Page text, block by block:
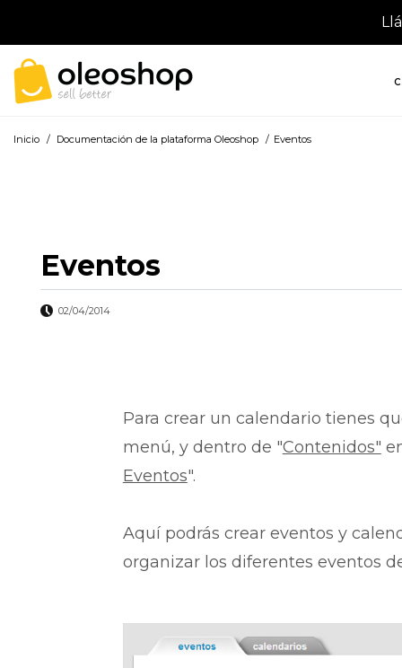
Inicio / Documentación de la plataforma Oleoshop / Eventos
Eventos
02/04/2014
Para crear un calendario tienes
menú, y dentro de "Contenidos"
Eventos".
Aquí podrás crear eventos y
organizar los diferentes eventos